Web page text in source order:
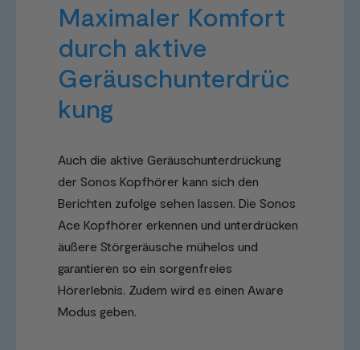
Maximaler Komfort
durch aktive
Geräuschunterdrüc
kung
Auch die aktive Geräuschunterdrückung
der Sonos Kopfhörer kann sich den
Berichten zufolge sehen lassen. Die Sonos
Ace Kopfhörer erkennen und unterdrücken
äußere Störgeräusche mühelos und
garantieren so ein sorgenfreies
Hörerlebnis. Zudem wird es einen Aware
Modus geben.